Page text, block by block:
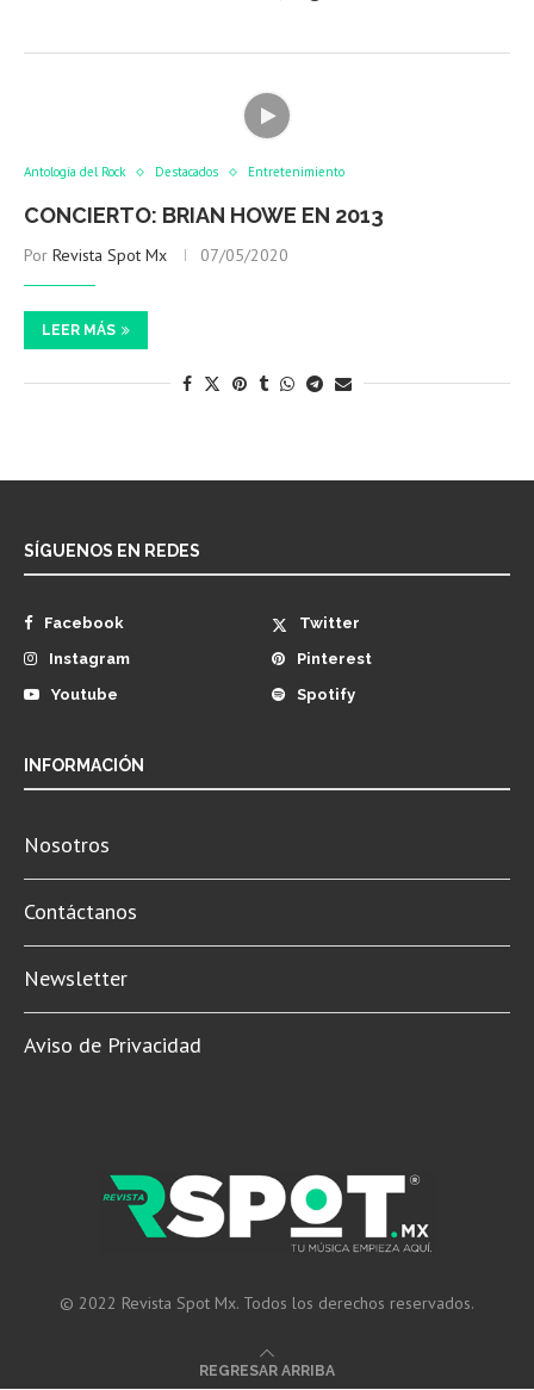
Antología del Rock Destacados Entretenimiento
CONCIERTO: BRIAN HOWE EN 2013
Por Revista Spot Mx 07/05/2020
LEER MÁS
SÍGUENOS EN REDES
Facebook
Twitter
Instagram
Pinterest
Youtube
Spotify
INFORMACIÓN
Nosotros
Contáctanos
Newsletter
Aviso de Privacidad
© 2022 Revista Spot Mx. Todos los derechos reservados.
REGRESAR ARRIBA